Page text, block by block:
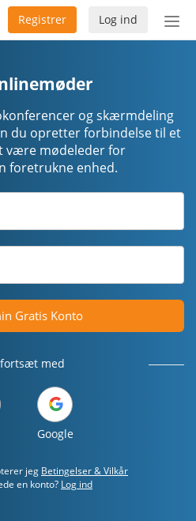
Slå
Log ind
Registrer
og skærmdeling
du opretter forbindelse til et
være mødeleder for
foretrukne enhed.
Gratis Konto
med
Google
jeg Betingelser & Vilkår
en konto? Log ind